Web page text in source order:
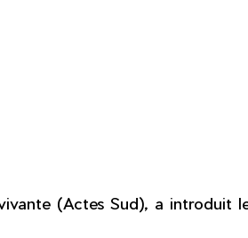
(Actes Sud), a introduit